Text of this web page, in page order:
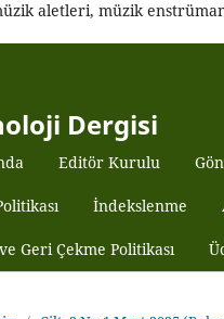
aletleri, müzik
Dergisi
Editör Kurulu
İndekslenme
Geri Çekme Politikası